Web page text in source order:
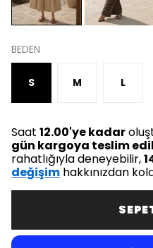
BEDEN
S M L
Saat 12.00'ye kadar
gün kargoya teslim
rahatlığıyla deneyebilir,
değişim hakkınızdan